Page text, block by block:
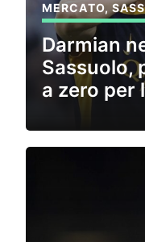
MERCATO,
Darmian
Sassuolo,
a zero per